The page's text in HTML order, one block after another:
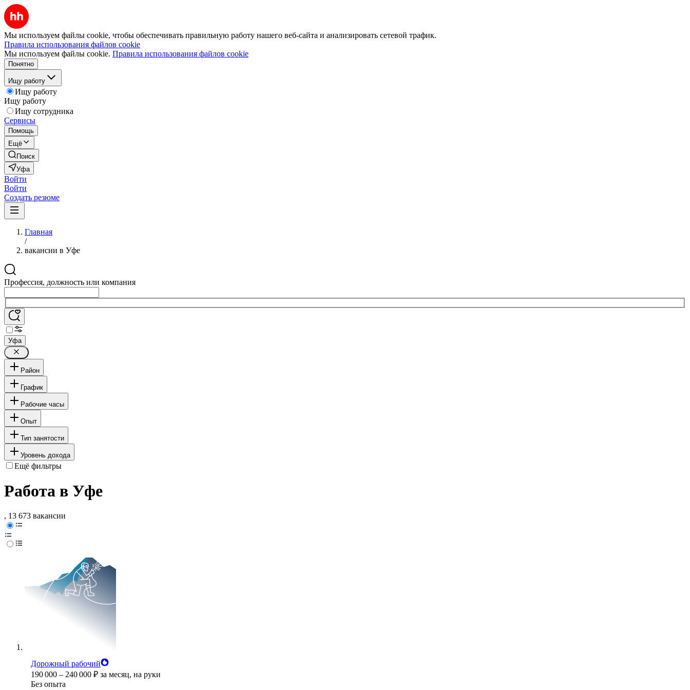
Мы используем файлы cookie, чтобы обеспечивать правильную работу нашего веб-сайта и анализировать сетевой трафик.
Правила использования файлов cookie
Мы используем файлы cookie. Правила использования файлов cookie
Понятно
Ищу работу
Ищу работу
Ищу работу
Ищу сотрудника
Сервисы
Помощь
Ещё
Поиск
Уфа
Войти
Войти
Создать резюме
Главная
/
вакансии в Уфе
Профессия, должность или компания
Уфа
Район
График
Рабочие часы
Опыт
Тип занятости
Уровень дохода
Ещё фильтры
Работа в Уфе
, 13 673 вакансии
Дорожный рабочий
190 000 – 240 000 ₽ за месяц, на руки
Без опыта